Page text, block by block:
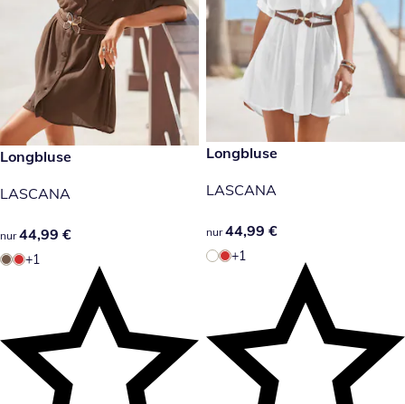
44,99 €
Longbluse
LASCANA
44,99 €
nur 44,99 €
+1
44,99 €
Longbluse
LASCANA
44,99 €
nur 44,99 €
+1